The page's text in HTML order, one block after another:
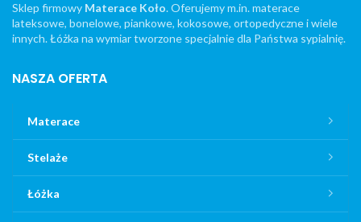
Sklep firmowy Materace Koło. Oferujemy m.in. materace
lateksowe, bonelowe, piankowe, kokosowe, ortopedyczne i wiele
innych. Łóżka na wymiar tworzone specjalnie dla Państwa sypialnię.
NASZA OFERTA
Materace
Stelaże
Łóżka